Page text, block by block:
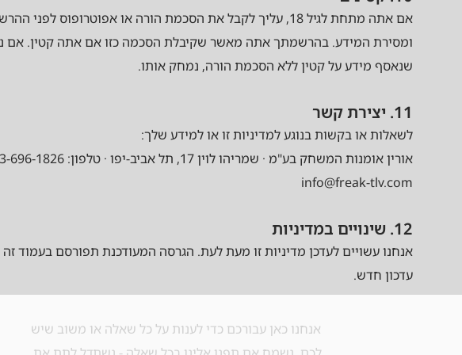
אם אתה מתחת לגיל 18, עליך לקבל את הסכמת הורה או אפוטרופוס לפני
ומסירת המידע. בהרשמתך אתה מאשר שקיבלת הסכמה כזו אם אתה קטין. אם
שנאסף מידע על קטין ללא הסכמת הורה, נמחק אותו.
11. יצירת קשר
לשאלות או בקשות בנוגע למדיניות זו או למידע שלך:
אורין אומנות המשחק בע"מ · שמריהו לוין 17, תל אביב-יפו · טלפון: 03-696-1826 · אימייל:
info@freak-tlv.com
12. שינויים במדיניות
אנחנו עשויים לעדכן מדיניות זו מעת לעת. הגרסה המעודכנת תפורסם בעמוד
עדכון חדש.
אנחנו כאן עבורכם כדי לענות על כל שאלה או משוב שיש